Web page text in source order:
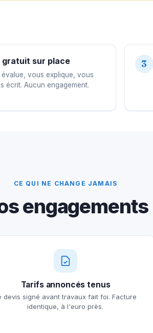
gratuit sur place
évalue, vous explique, vous
écrit. Aucun engagement.
3
CE QUI NE CHANGE JAMAIS
engagements
Tarifs annoncés tenus
devis signé avant travaux fait foi. Facture
identique, à l'euro près.